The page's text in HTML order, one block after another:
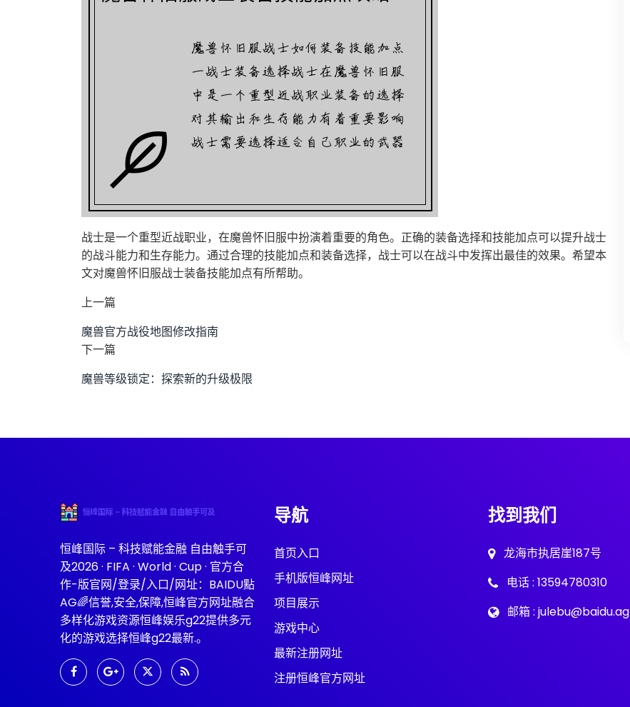
战士是一个重型近战职业，在魔兽怀旧服中扮演着重要的角色。正确的装备选择和技能加点可以提升战士
的战斗能力和生存能力。通过合理的技能加点和装备选择，战士可以在战斗中发挥出最佳的效果。希望本
文对魔兽怀旧服战士装备技能加点有所帮助。
上一篇
魔兽官方战役地图修改指南
下一篇
魔兽等级锁定：探索新的升级极限
恒峰国际 – 科技赋能金融 自由触手可
及2026 · FIFA · World · Cup · 官方合
作-版官网/登录/入口/网址：BAIDU點
AG🌈信誉,安全,保障,恒峰官方网址融合
多样化游戏资源恒峰娱乐g22提供多元
化的游戏选择恒峰g22最新.。
导航
首页入口
手机版恒峰网址
项目展示
游戏中心
最新注册网址
注册恒峰官方网址
找到我们
龙海市执居崖187号
电话 : 13594780310
邮箱 : julebu@baidu.ag